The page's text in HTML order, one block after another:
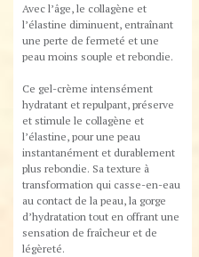
Avec l’âge, le collagène et
l’élastine diminuent, entraînant
une perte de fermeté et une
peau moins souple et rebondie.
Ce gel-crème intensément
hydratant et repulpant, préserve
et stimule le collagène et
l’élastine, pour une peau
instantanément et durablement
plus rebondie. Sa texture à
transformation qui casse-en-eau
au contact de la peau, la gorge
d’hydratation tout en offrant une
sensation de fraîcheur et de
légèreté.